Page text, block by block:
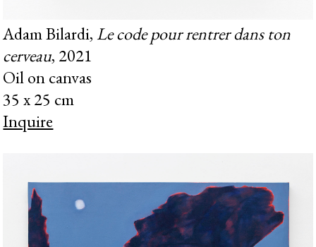
Adam Bilardi,Le code pour rentrer dans ton
cerveau, 2021
Oil on canvas
35 x 25 cm
Inquire